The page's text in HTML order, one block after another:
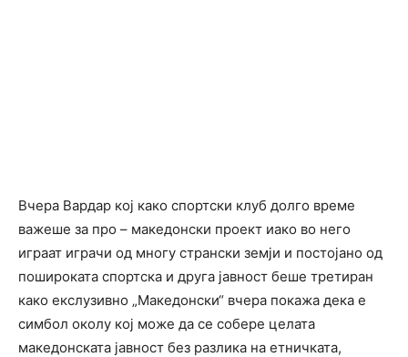
Вчера Вардар кој како спортски клуб долго време
важеше за про – македонски проект иако во него
играат играчи од многу странски земји и постојано од
пошироката спортска и друга јавност беше третиран
како екслузивно „Македонски“ вчера покажа дека е
симбол околу кој може да се собере целата
македонската јавност без разлика на етничката,